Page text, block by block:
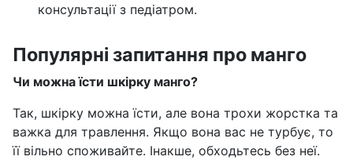
консультації з педіатром.
Популярні запитання про манго
Чи можна їсти шкірку манго?
Так, шкірку можна їсти, але вона трохи жорстка та
важка для травлення. Якщо вона вас не турбує, то
її вільно споживайте. Інакше, обходьтесь без неї.